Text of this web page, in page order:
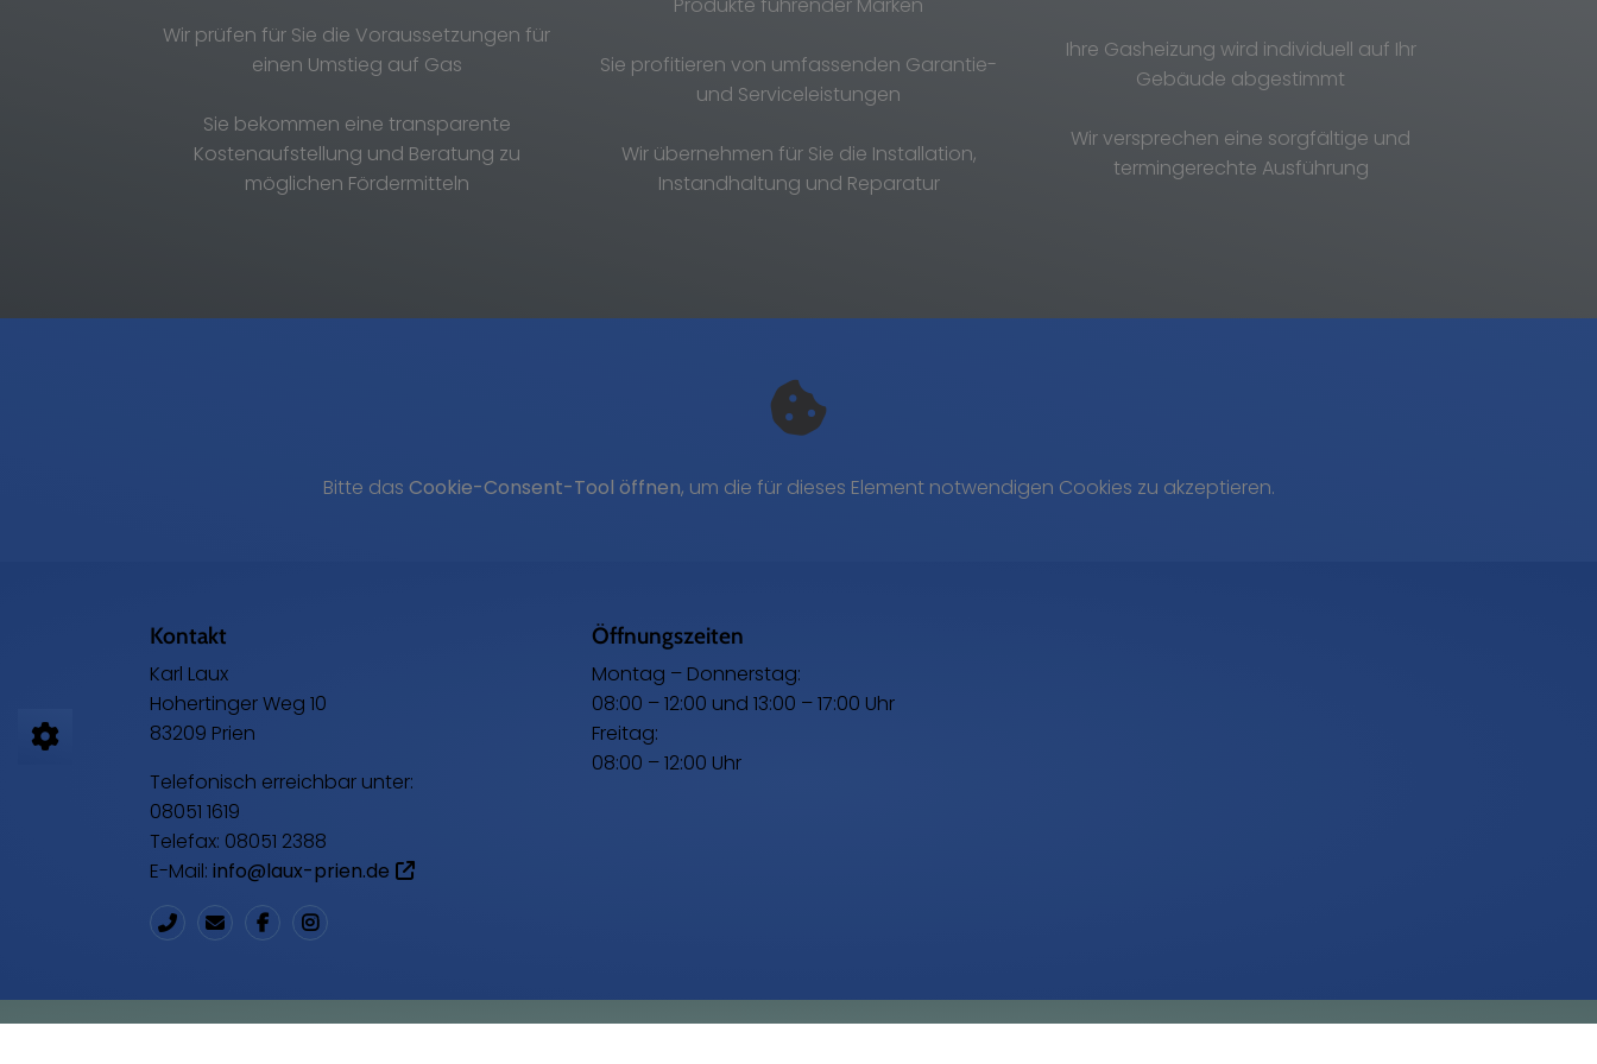
Wir prüfen für Sie die Voraussetzungen für
einen Umstieg auf Gas
Sie bekommen eine transparente
Kostenaufstellung und Beratung zu
möglichen Fördermitteln
Sie profitieren von umfassenden Garantie-
und Serviceleistungen
Wir übernehmen für Sie die Installation,
Instandhaltung und Reparatur
Ihre Gasheizung wird individuell auf Ihr
Gebäude abgestimmt
Wir versprechen eine sorgfältige und
termingerechte Ausführung
Bitte das Cookie-Consent-Tool öffnen, um die für dieses Element notwendigen Cookies zu akzeptieren.
Footer - Kontaktdaten und Öffnungszeiten
Kontakt
Karl Laux
Hohertinger Weg 10
83209 Prien
Telefonisch erreichbar unter:
08051 1619
Telefax: 08051 2388
E-Mail: info@laux-prien.de
Öffnungszeiten
Montag – Donnerstag:
08:00 – 12:00 und 13:00 – 17:00 Uhr
Freitag:
08:00 – 12:00 Uhr
IMPRESSUM DATENSCHUTZ KONTAKT